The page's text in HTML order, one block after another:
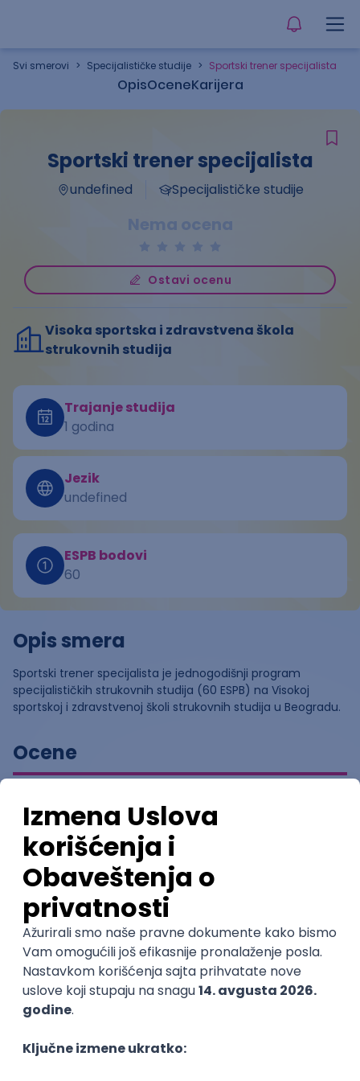
Svi smerovi > Specijalističke studije > Sportski trener specijalista
OpisOceneKarijera
Sportski trener specijalista
undefined Specijalističke studije
Nema ocena
Ostavi ocenu
Visoka sportska i zdravstvena škola
strukovnih studija
Trajanje studija
1 godina
Jezik
undefined
ESPB bodovi
60
Opis smera
Sportski trener specijalista je jednogodišnji program
specijalističkih strukovnih studija (60 ESPB) na Visokoj
sportskoj i zdravstvenoj školi strukovnih studija u Beogradu.
Ocene
Pomozi nam da saznamo više o
ovom smeru
( 0ocena)
Ostavi ocenu
Nastavni kadar
Stečeno znanje
Karijerne mogućnosti